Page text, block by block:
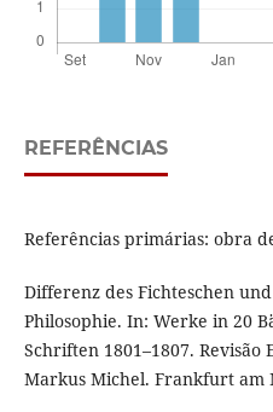
REFERÊNCIAS
Referências primárias: obra
Differenz des Fichteschen
Philosophie. In: Werke in 20
Schriften 1801–1807.
Markus Michel. Frankfurt am